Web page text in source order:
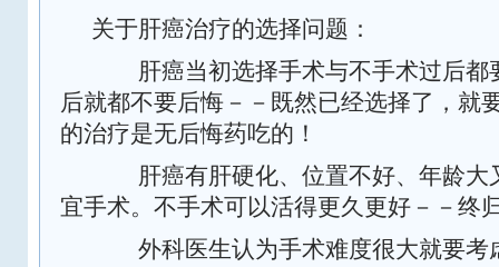
关于肝癌治疗的选择问题：
肝癌当初选择手术与不手术过后都
后就都不要后悔－－既然已经选择了，就
的治疗是无后悔药吃的！
肝癌有肝硬化、位置不好、年龄大
宜手术。不手术可以活得更久更好－－终
外科医生认为手术难度很大就要考